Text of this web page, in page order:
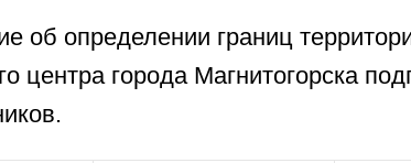
об определении границ
центра города Магнитогорска